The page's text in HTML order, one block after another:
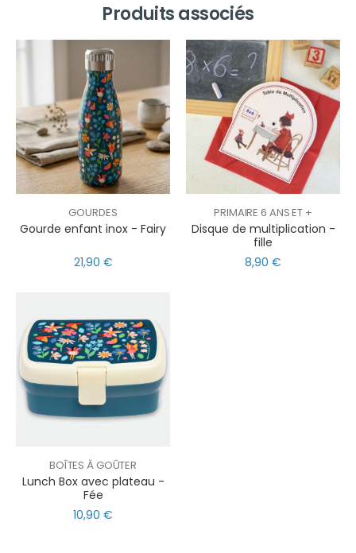
Produits associés
GOURDES
Gourde enfant inox - Fairy
21,90 €
PRIMAIRE 6 ANS ET +
Disque de multiplication -
fille
8,90 €
BOÎTES À GOÛTER
Lunch Box avec plateau -
Fée
10,90 €